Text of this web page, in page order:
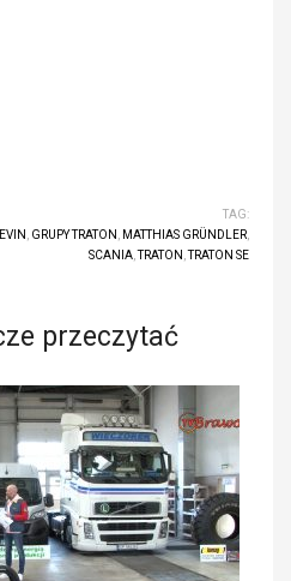
TAG:
GRUPY TRATON MATTHIAS GRÜNDLER
SCANIA ,TRATON ,TRATON SE
przeczytać